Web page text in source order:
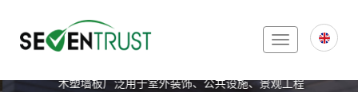
Toggle
navigation
木塑复合墙板
木塑墙板广泛用于室外装饰、公共设施、景观工程